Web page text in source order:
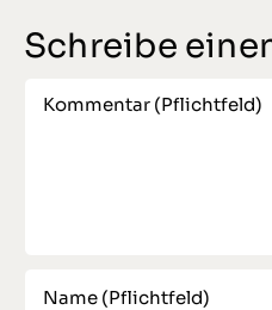
Schreibe